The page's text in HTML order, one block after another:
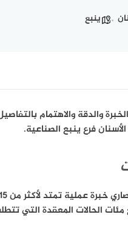
ينبع
والدقة والاهتمام
فرع ينبع الصناعية.
الحالات المعقدة التي